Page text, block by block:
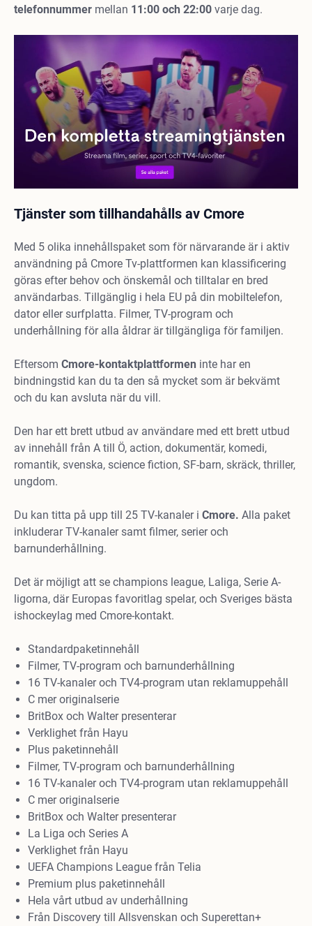
telefonnummer mellan 11:00 och 22:00 varje dag.
Tjänster som tillhandahålls av Cmore
Med 5 olika innehållspaket som för närvarande är i aktiv
användning på Cmore Tv-plattformen kan klassificering
göras efter behov och önskemål och tilltalar en bred
användarbas. Tillgänglig i hela EU på din mobiltelefon,
dator eller surfplatta. Filmer, TV-program och
underhållning för alla åldrar är tillgängliga för familjen.
Eftersom Cmore-kontaktplattformen inte har en
bindningstid kan du ta den så mycket som är bekvämt
och du kan avsluta när du vill.
Den har ett brett utbud av användare med ett brett utbud
av innehåll från A till Ö, action, dokumentär, komedi,
romantik, svenska, science fiction, SF-barn, skräck, thriller,
ungdom.
Du kan titta på upp till 25 TV-kanaler i Cmore. Alla paket
inkluderar TV-kanaler samt filmer, serier och
barnunderhållning.
Det är möjligt att se champions league, Laliga, Serie A-
ligorna, där Europas favoritlag spelar, och Sveriges bästa
ishockeylag med Cmore-kontakt.
Standardpaketinnehåll
Filmer, TV-program och barnunderhållning
16 TV-kanaler och TV4-program utan reklamuppehåll
C mer originalserie
BritBox och Walter presenterar
Verklighet från Hayu
Plus paketinnehåll
Filmer, TV-program och barnunderhållning
16 TV-kanaler och TV4-program utan reklamuppehåll
C mer originalserie
BritBox och Walter presenterar
La Liga och Series A
Verklighet från Hayu
UEFA Champions League från Telia
Premium plus paketinnehåll
Hela vårt utbud av underhållning
Från Discovery till Allsvenskan och Superettan+